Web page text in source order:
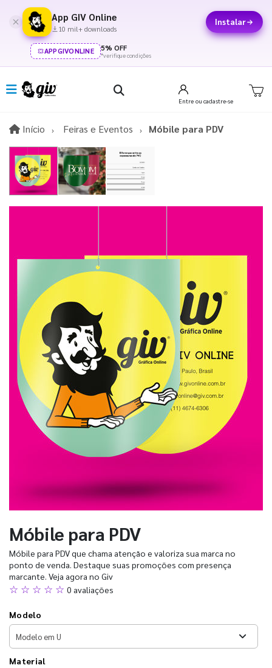
App GIV Online
10 mil+ downloads
Instalar
APPGIVONLINE 5% OFF
*verifique condições
Entre ou cadastre-se
Início InícioFeiras e Eventos Móbile para PDV
Móbile para PDV
Móbile para PDV que chama atenção e valoriza sua marca no
ponto de venda. Destaque suas promoções com presença
marcante. Veja agora no Giv
☆ ☆ ☆ ☆ ☆ 0 avaliações
Modelo
Material